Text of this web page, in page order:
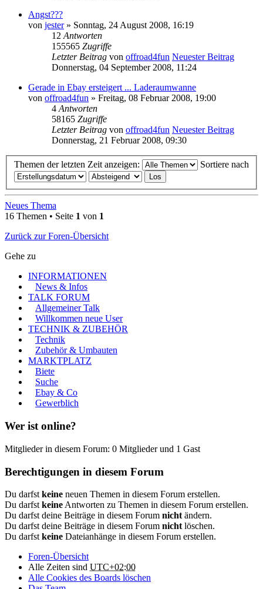
Angst???
von jester» Sonntag, 24 August 2008, 16:19
12 Antworten
155565 Zugriffe
Letzter Beitrag von offroad4fun Neuester Beitrag
Donnerstag, 04 September 2008, 11:24
Gerade in Ebay ersteigert ... Laderaumwanne
von offroad4fun » Freitag, 08 Februar 2008, 19:00
4 Antworten
58165 Zugriffe
Letzter Beitrag von offroad4fun Neuester Beitrag
Donnerstag, 21 Februar 2008, 09:30
Themen der letzten Zeit anzeigen: Sortiere nach
Neues Thema
16 Themen • Seite 1 von 1
Zurück zur Foren-Übersicht
Gehe zu
INFORMATIONEN
News & Infos
TALK FORUM
Allgemeiner Talk
Willkommen neue User
TECHNIK & ZUBEHÖR
Technik
Zubehör & Umbauten
MARKTPLATZ
Biete
Suche
Ebay & Co
Gewerblich
Wer ist online?
Mitglieder in diesem Forum: 0 Mitglieder und 1 Gast
Berechtigungen in diesem Forum
Du darfst keine neuen Themen in diesem Forum erstellen.
Du darfst keine Antworten zu Themen in diesem Forum erstellen.
Du darfst deine Beiträge in diesem Forum nicht ändern.
Du darfst deine Beiträge in diesem Forum nicht löschen.
Du darfst keine Dateianhänge in diesem Forum erstellen.
Foren-Übersicht
Alle Zeiten sind UTC+02:00
Alle Cookies des Boards löschen